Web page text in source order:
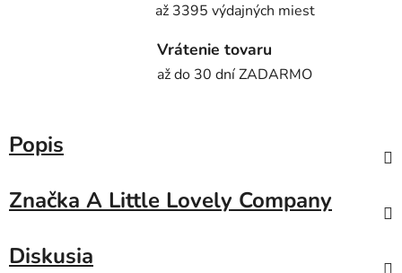
až 3395 výdajných miest
Vrátenie tovaru
až do 30 dní ZADARMO
Popis
Značka A Little Lovely Company
Diskusia